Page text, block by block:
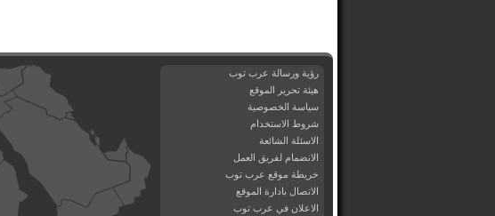
رؤية ورسالة عرب توب
هيئة تحرير الموقع
سياسة الخصوصية
شروط الاستخدام
الاسئلة الشائعة
الانضمام لفريق العمل
خريطة موقع عرب توب
الاتصال بادارة الموقع
الاعلان في عرب توب